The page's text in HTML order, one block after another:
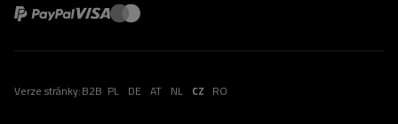
Verze stránky:B2B PL DE AT NL CZ RO